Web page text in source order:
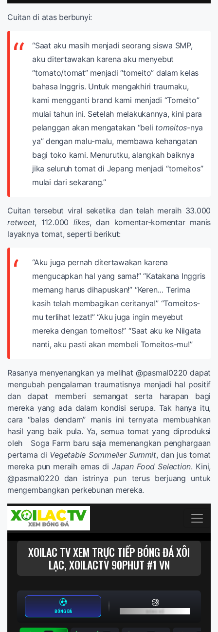
Cuitan di atas berbunyi:
“Saat aku masih menjadi seorang siswa SMP,
aku ditertawakan karena aku menyebut
“tomato/tomat” menjadi “tomeito” dalam kelas
bahasa Inggris. Untuk mengakhiri traumaku,
kami mengganti brand kami menjadi “Tomeito”
mulai tahun ini. Setelah melakukannya, kini para
pelanggan akan mengatakan “beli tomeitos-nya
ya” dengan malu-malu, membawa kehangatan
bagi toko kami. Menurutku, alangkah baiknya
jika seluruh tomat di Jepang menjadi “tomeitos”
mulai dari sekarang.”
Cuitan tersebut viral seketika dan telah meraih 33.000
retweet, 112.000likes, dan komentar-komentar manis
layaknya tomat, seperti berikut:
“Aku juga pernah ditertawakan karena
mengucapkan hal yang sama!” “Katakana Inggris
memang harus dihapuskan!” “Keren… Terima
kasih telah membagikan ceritanya!” “Tomeitos-
mu terlihat lezat!” “Aku juga ingin meyebut
mereka dengan tomeitos!” “Saat aku ke Niigata
nanti, aku pasti akan membeli Tomeitos-mu!”
Rasanya menyenangkan ya melihat @pasmal0220 dapat
mengubah pengalaman traumatisnya menjadi hal positif
dan dapat memberi semangat serta harapan bagi
mereka yang ada dalam kondisi serupa. Tak hanya itu,
cara “balas dendam” manis ini ternyata membuahkan
hasil yang baik pula. Ya, semua tomat yang diproduksi
oleh Soga Farm baru saja memenangkan penghargaan
pertama di Vegetable Sommelier Summit, dan jus tomat
mereka pun meraih emas diJapan Food Selection. Kini,
@pasmal0220 dan istrinya pun terus berjuang untuk
mengembangkan perkebunan mereka.